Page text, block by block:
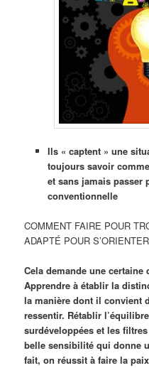
Ils « captent » une
toujours savoir
et sans jamais passer
conventionnelle
COMMENT FAIRE POUR
ADAPTÉ POUR
Cela demande une
Apprendre à établir la
la manière dont il convient
ressentir. Rétablir
surdéveloppées et les
belle sensibilité qui donne
fait, on réussit à faire la